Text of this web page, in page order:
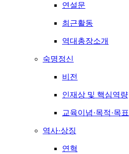
연설문
최근활동
역대총장소개
숙명정신
비전
인재상 및 핵심역량
교육이념·목적·목표
역사·상징
연혁